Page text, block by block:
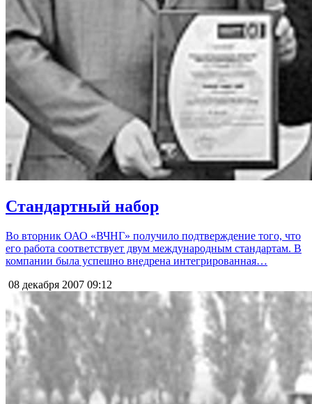
Стандартный набор
Во вторник ОАО «ВЧНГ» получило подтверждение того, что
его работа соответствует двум международным стандартам. В
компании была успешно внедрена интегрированная…
08 декабря 2007 09:12